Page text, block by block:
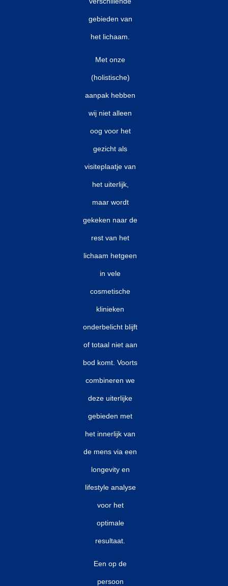
gebieden van
het lichaam.
Met onze
(holistische)
aanpak hebben
wij niet alleen
oog voor het
gezicht als
visiteplaatje van
het uiterlijk,
maar wordt
gekeken naar de
rest van het
lichaam hetgeen
in vele
cosmetische
klinieken
onderbelicht blijft
of totaal niet aan
bod komt. Voorts
combineren we
deze uiterlijke
gebieden met
het innerlijk van
de mens via een
longevity en
lifestyle analyse
voor het
optimale
resultaat.
Een op de
persoon